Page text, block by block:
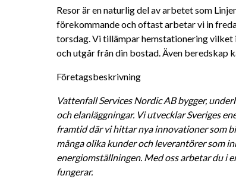
Resor är en naturlig del av arbetet som
förekommande och oftast arbetar vi in
torsdag. Vi tillämpar hemstationering vilket
och utgår från din bostad. Även beredskap
Företagsbeskrivning
Vattenfall Services Nordic AB bygger,
och elanläggningar. Vi utvecklar Sveriges
framtid där vi hittar nya innovationer som
många olika kunder och leverantörer som
energiomställningen. Med oss arbetar du i
fungerar.